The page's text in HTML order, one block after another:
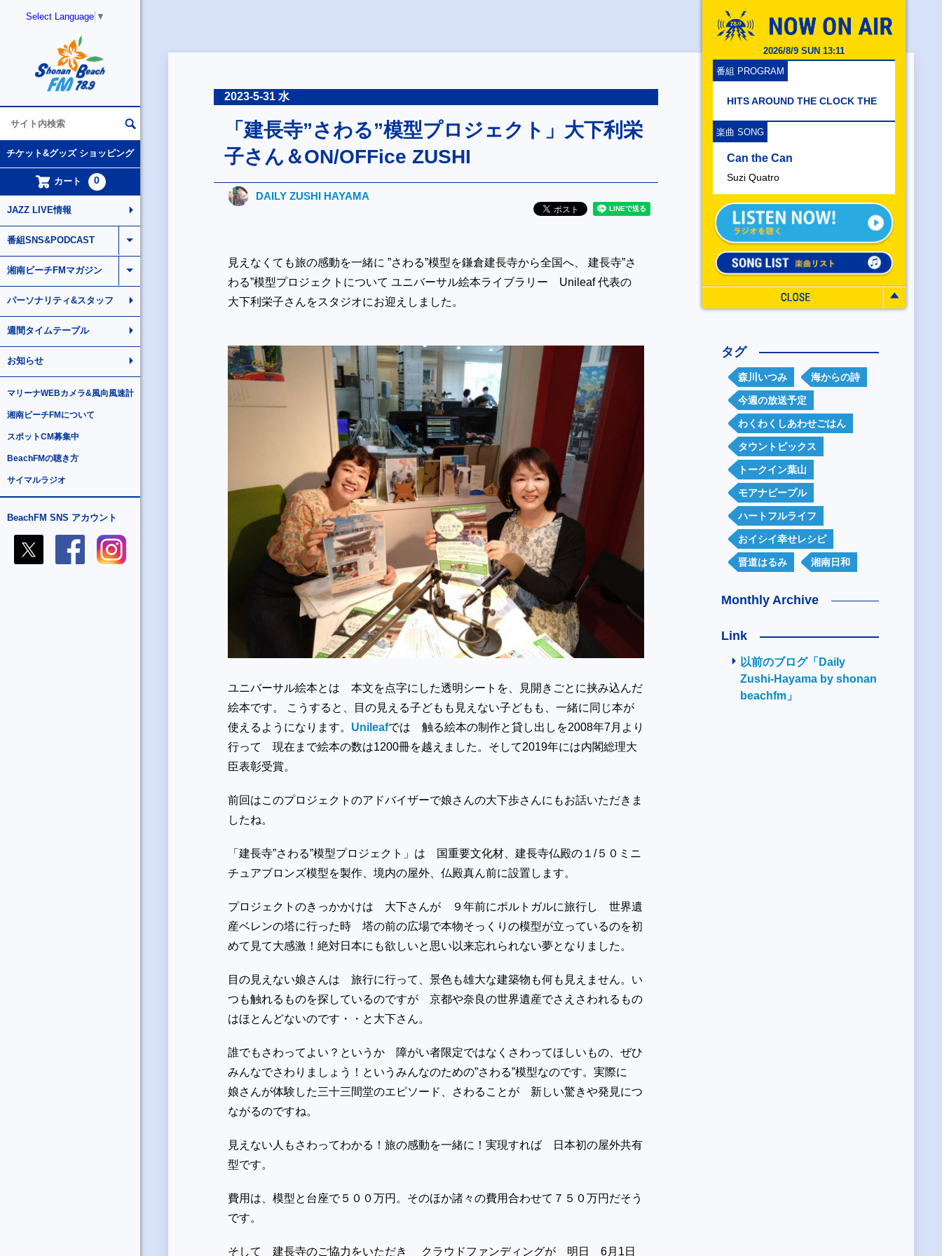
Select Language ▼
2026/8/9 SUN 13:11
番組 PROGRAM
HITS AROUND THE CLOCK THE
楽曲 SONG
Can the Can
Suzi Quatro
チケット&グッズ ショッピング
カート 0
JAZZ LIVE情報
番組SNS&PODCAST
湘南ビーチFMマガジン
パーソナリティ&スタッフ
週間タイムテーブル
お知らせ
マリーナWEBカメラ&風向風速計
湘南ビーチFMについて
スポットCM募集中
BeachFMの聴き方
サイマルラジオ
BeachFM SNS アカウント
2023-5-31 水
「建長寺”さわる”模型プロジェクト」大下利栄
子さん＆ON/OFFice ZUSHI
DAILY ZUSHI HAYAMA
見えなくても旅の感動を一緒に ”さわる”模型を鎌倉建長寺から全国へ、 建長寺”さ
わる”模型プロジェクトについて ユニバーサル絵本ライブラリー Unileaf 代表の
大下利栄子さんをスタジオにお迎えしました。
ユニバーサル絵本とは 本文を点字にした透明シートを、見開きごとに挟み込んだ
絵本です。 こうすると、目の見える子どもも見えない子どもも、一緒に同じ本が
使えるようになります。 Unileafでは 触る絵本の制作と貸し出しを2008年7月より
行って 現在まで絵本の数は1200冊を越えました。そして2019年には内閣総理大
臣表彰受賞。
前回はこのプロジェクトのアドバイザーで娘さんの大下歩さんにもお話いただきま
したね。
「建長寺”さわる”模型プロジェクト」は 国重要文化材、建長寺仏殿の１/５０ミニ
チュアブロンズ模型を製作、境内の屋外、仏殿真ん前に設置します。
プロジェクトのきっかかけは 大下さんが ９年前にポルトガルに旅行し 世界遺
産ベレンの塔に行った時 塔の前の広場で本物そっくりの模型が立っているのを初
めて見て大感激！絶対日本にも欲しいと思い以来忘れられない夢となりました。
目の見えない娘さんは 旅行に行って、景色も雄大な建築物も何も見えません。い
つも触れるものを探しているのですが 京都や奈良の世界遺産でさえさわれるもの
はほとんどないのです・・と大下さん。
誰でもさわってよい？というか 障がい者限定ではなくさわってほしいもの、ぜひ
みんなでさわりましょう！というみんなのための”さわる”模型なのです。実際に
娘さんが体験した三十三間堂のエピソード、さわることが 新しい驚きや発見につ
ながるのですね。
見えない人もさわってわかる！旅の感動を一緒に！実現すれば 日本初の屋外共有
型です。
費用は、模型と台座で５００万円。そのほか諸々の費用合わせて７５０万円だそう
です。
そして 建長寺のご協力をいただき クラウドファンディングが 明日 6月1日
タグ
森川いつみ 海からの詩
今週の放送予定
わくわくしあわせごはん
タウントピックス
トークイン葉山
モアナピープル
ハートフルライフ
おイシイ幸せレシピ
晋道はるみ 湘南日和
Monthly Archive
Link
以前のブログ「Daily
Zushi-Hayama by shonan
beachfm」